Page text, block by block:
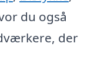
du også
der